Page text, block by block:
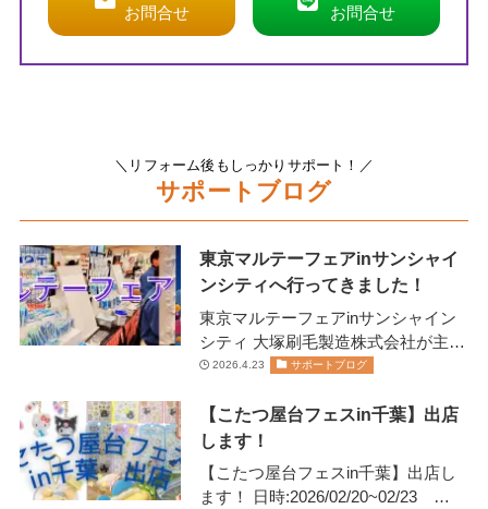
お問合せ
お問合せ
＼リフォーム後もしっかりサポート！／
サポートブログ
東京マルテーフェアinサンシャイ
ンシティへ行ってきました！
東京マルテーフェアinサンシャイン
シティ 大塚刷毛製造株式会社が主催
します 2026年2月13日(金)14日(土)に
2026.4.23 サポートブログ
【こたつ屋台フェスin千葉】出店
します！
【こたつ屋台フェスin千葉】出店し
ます！ 日時:2026/02/20~02/23